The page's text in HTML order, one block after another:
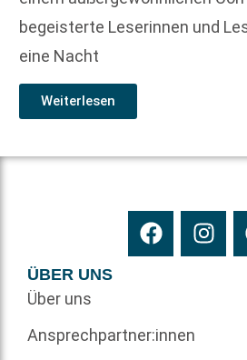
begeisterte Leserinnen und
eine Nacht
Weiterlesen
ÜBER UNS
Über uns
Ansprechpartner:innen